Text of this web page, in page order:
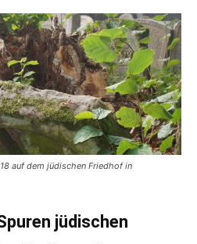
auf dem jüdischen Friedhof in
jüdischen